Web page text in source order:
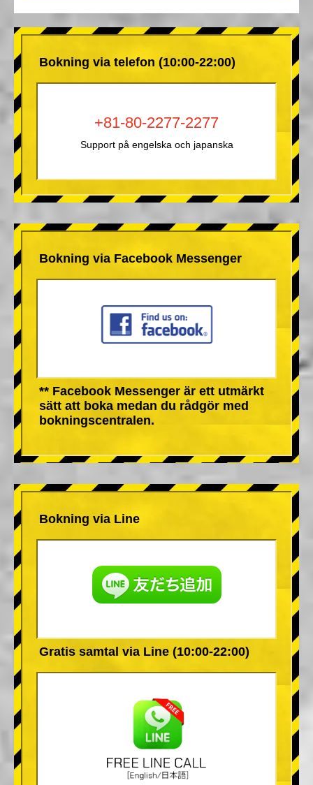
Bokning via telefon (10:00-22:00)
+81-80-2277-2277
Support på engelska och japanska
Bokning via Facebook Messenger
** Facebook Messenger är ett utmärkt
sätt att boka medan du rådgör med
bokningscentralen.
Bokning via Line
Gratis samtal via Line (10:00-22:00)